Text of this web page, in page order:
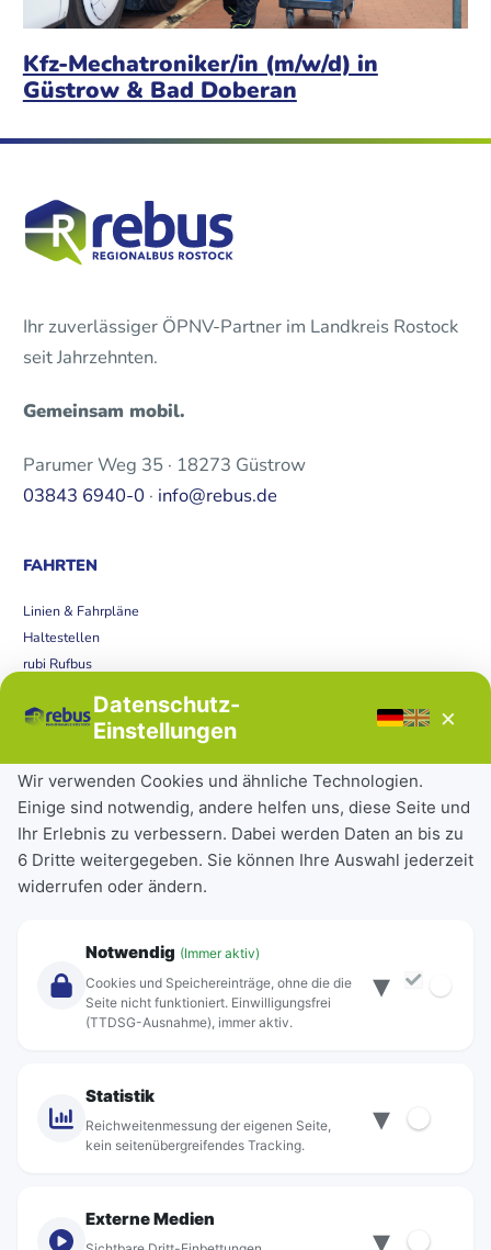
Kfz-Mechatroniker/in (m/w/d) in
Güstrow & Bad Doberan
Ihr zuverlässiger ÖPNV-Partner im Landkreis Rostock
seit Jahrzehnten.
Gemeinsam mobil.
Parumer Weg 35 · 18273 Güstrow
03843 6940-0 · info@rebus.de
FAHRTEN
Linien & Fahrpläne
Haltestellen
rubi Rufbus
Störungen
Tickets & Tarife
Deutschlandticket
Schülerkarte
Einzeltickets
Abonnements
Über Rebus
Standorte
Datenschutz-
Einstellungen
×
Wir verwenden Cookies und ähnliche Technologien.
Einige sind notwendig, andere helfen uns, diese Seite und
Ihr Erlebnis zu verbessern. Dabei werden Daten an bis zu
6 Dritte weitergegeben. Sie können Ihre Auswahl jederzeit
widerrufen oder ändern.
Notwendig (Immer aktiv)
Cookies und Speichereinträge, ohne die die
Seite nicht funktioniert. Einwilligungsfrei
(TTDSG-Ausnahme), immer aktiv.
▾
Statistik
Reichweitenmessung der eigenen Seite,
kein seitenübergreifendes Tracking.
▾
Externe Medien
▾